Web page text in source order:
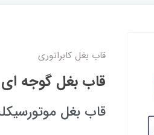
قاب بغل کابراتوری
قاب بغل گوجه
قاب بغل